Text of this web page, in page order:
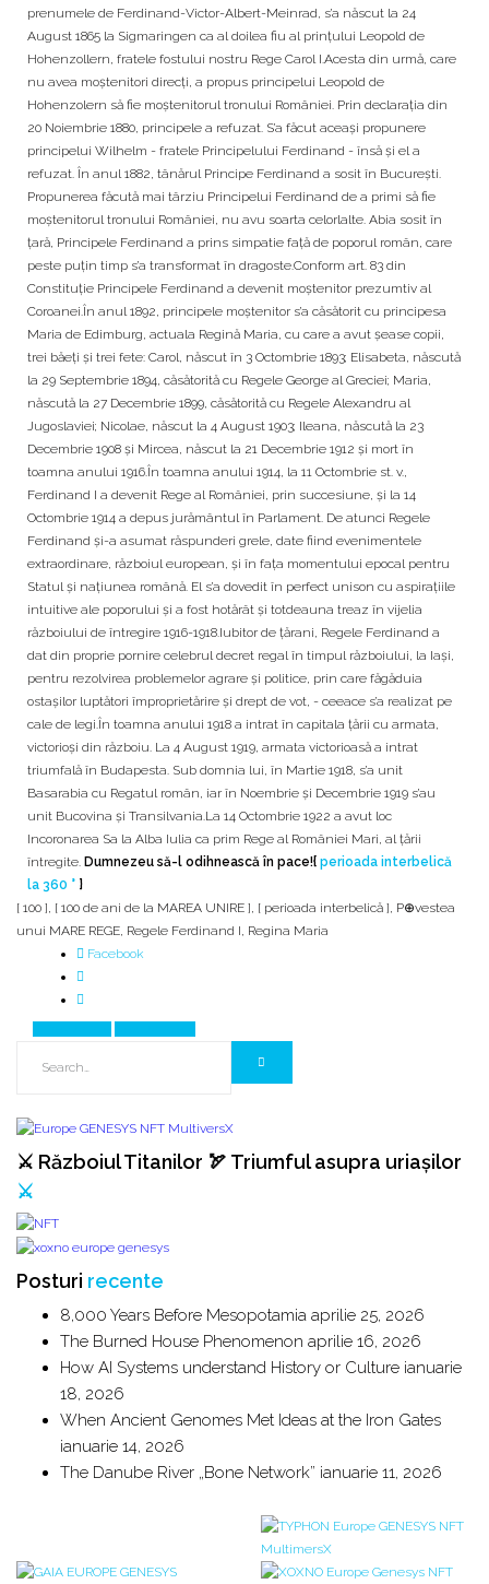
prenumele de Ferdinand-Victor-Albert-Meinrad, s’a născut la 24
August 1865 la Sigmaringen ca al doilea fiu al prințului Leopold de
Hohenzollern, fratele fostului nostru Rege Carol I.Acesta din urmă, care
nu avea moștenitori direcți, a propus principelui Leopold de
Hohenzolern să fie moștenitorul tronului României. Prin declarația din
20 Noiembrie 1880, principele a refuzat. S’a făcut aceași propunere
principelui Wilhelm - fratele Principelului Ferdinand - însă și el a
refuzat. În anul 1882, tânărul Principe Ferdinand a sosit în București.
Propunerea făcută mai târziu Principelui Ferdinand de a primi să fie
moștenitorul tronului României, nu avu soarta celorlalte. Abia sosit în
țară, Principele Ferdinand a prins simpatie față de poporul român, care
peste puțin timp s’a transformat în dragoste.Conform art. 83 din
Constituție Principele Ferdinand a devenit moștenitor prezumtiv al
Coroanei.În anul 1892, principele moștenitor s’a căsătorit cu principesa
Maria de Edimburg, actuala Regină Maria, cu care a avut șease copii,
trei băeți și trei fete: Carol, născut în 3 Octombrie 1893; Elisabeta, născută
la 29 Septembrie 1894, căsătorită cu Regele George al Greciei; Maria,
născută la 27 Decembrie 1899, căsătorită cu Regele Alexandru al
Jugoslaviei; Nicolae, născut la 4 August 1903; Ileana, născută la 23
Decembrie 1908 și Mircea, născut la 21 Decembrie 1912 și mort în
toamna anului 1916.În toamna anului 1914, la 11 Octombrie st. v.,
Ferdinand I a devenit Rege al României, prin succesiune, și la 14
Octombrie 1914 a depus jurământul în Parlament. De atunci Regele
Ferdinand și-a asumat răspunderi grele, date fiind evenimentele
extraordinare, războiul european, și în fața momentului epocal pentru
Statul și națiunea română. El s’a dovedit în perfect unison cu aspirațiile
intuitive ale poporului și a fost hotărât și totdeauna treaz în vijelia
războiului de întregire 1916-1918.Iubitor de țărani, Regele Ferdinand a
dat din proprie pornire celebrul decret regal în timpul războiului, la Iași,
pentru rezolvirea problemelor agrare și politice, prin care făgăduia
ostașilor luptători împroprietărire și drept de vot, - ceeace s’a realizat pe
cale de legi.În toamna anului 1918 a intrat în capitala țării cu armata,
victorioși din războiu. La 4 August 1919, armata victorioasă a intrat
triumfală în Budapesta. Sub domnia lui, în Martie 1918, s’a unit
Basarabia cu Regatul român, iar în Noembrie și Decembrie 1919 s’au
unit Bucovina și Transilvania.La 14 Octombrie 1922 a avut loc
Incoronarea Sa la Alba Iulia ca prim Rege al României Mari, al țării
întregite. Dumnezeu să-l odihnească în pace!{ perioada interbelică
la 360 ° }
[ 100 ], [ 100 de ani de la MAREA UNIRE ], [ perioada interbelică ], P⊕vestea
unui MARE REGE, Regele Ferdinand I, Regina Maria
Facebook
⚔️ Războiul Titanilor 🏹 Triumful asupra uriașilor
⚔️
Posturi recente
8,000 Years Before Mesopotamia aprilie 25, 2026
The Burned House Phenomenon aprilie 16, 2026
How AI Systems understand History or Culture ianuarie
18, 2026
When Ancient Genomes Met Ideas at the Iron Gates
ianuarie 14, 2026
The Danube River „Bone Network” ianuarie 11, 2026